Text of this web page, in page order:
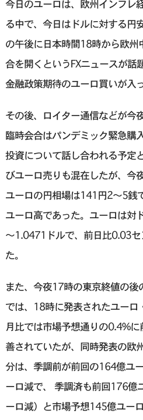
今日のユーロは、欧州インフレ
る中で、今日はドルに対する円
の午後に日本時間18時から欧州
合を開くというFXニュースが話
金融政策期待のユーロ買いが入っ
その後、ロイター通信などが今
臨時会合はパンデミック緊急購
投資について話し合われる予定
びユーロ売りも混在したが、今
ユーロの円相場は141円2～5銭
ユーロ高であった。ユーロは
～1.0471ドルで、前日比0.03セ
た。
また、今夜17時の東京終値の後
では、18時に発表されたユー
月比では市場予想通りの0.4%
善されていたが、同時発表の欧
分は、季調前が前回の164億ユ
ーロ減で、 季調済も前回176億
ーロ減）と市場予想145億ユー